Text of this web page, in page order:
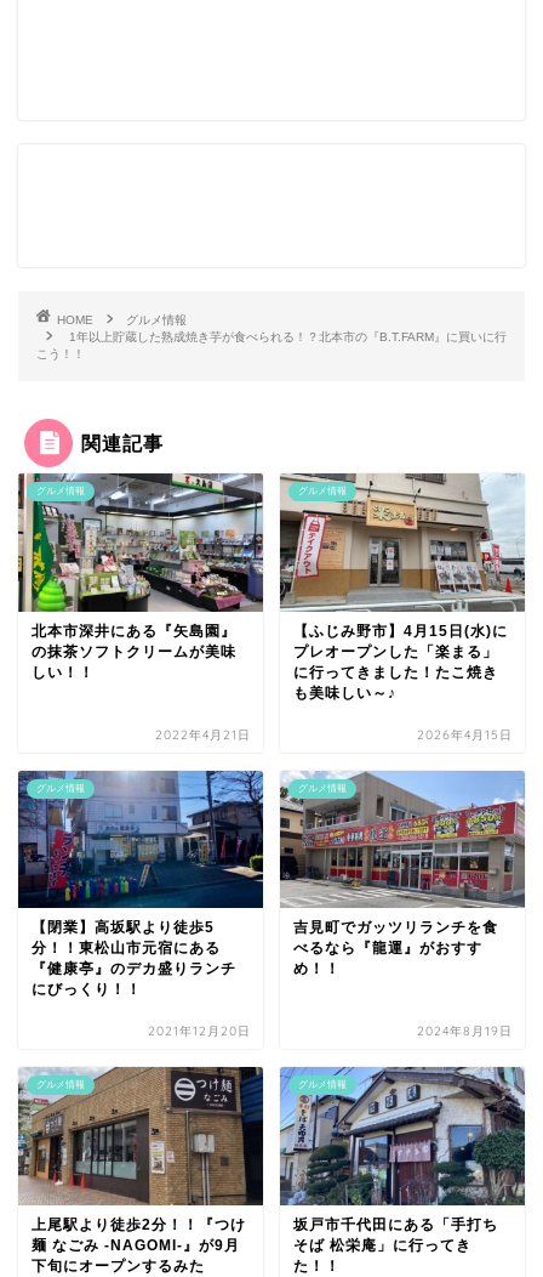
HOME
グルメ情報
1年以上貯蔵した熟成焼き芋が食べられる！？北本市の『B.T.FARM』に買いに行
こう！！
関連記事
グルメ情報
北本市深井にある『矢島園』
の抹茶ソフトクリームが美味
しい！！
2022年4月21日
グルメ情報
【ふじみ野市】4月15日(水)に
プレオープンした「楽まる」
に行ってきました！たこ焼き
も美味しい～♪
2026年4月15日
グルメ情報
【閉業】高坂駅より徒歩5
分！！東松山市元宿にある
『健康亭』のデカ盛りランチ
にびっくり！！
2021年12月20日
グルメ情報
吉見町でガッツリランチを食
べるなら『龍運』がおすす
め！！
2024年8月19日
グルメ情報
上尾駅より徒歩2分！！『つけ
麺 なごみ -NAGOMI-』が9月
下旬にオープンするみた
グルメ情報
坂戸市千代田にある「手打ち
そば 松栄庵」に行ってき
た！！